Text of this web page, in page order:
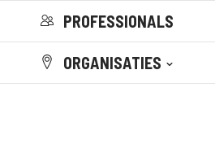
PROFESSIONALS
ORGANISATIES